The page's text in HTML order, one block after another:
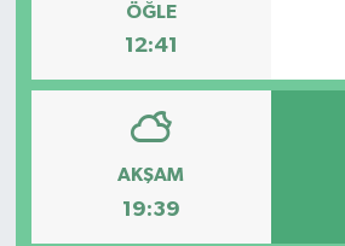
ÖĞLE
12:41
AKŞAM
19:39
Yurttan